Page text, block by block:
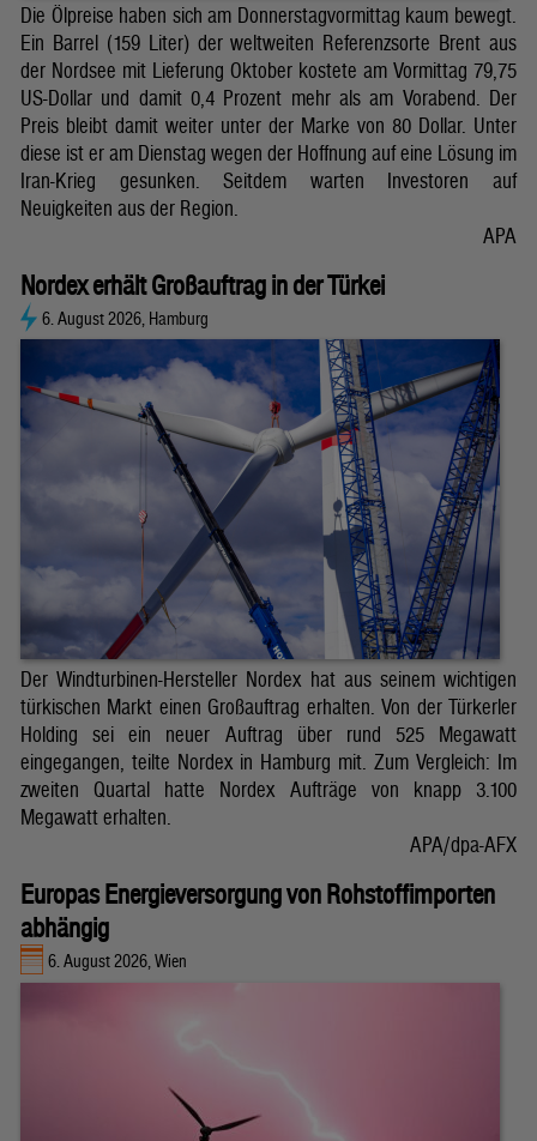
Die Ölpreise haben sich am Donnerstagvormittag kaum bewegt.
Ein Barrel (159 Liter) der weltweiten Referenzsorte Brent aus
der Nordsee mit Lieferung Oktober kostete am Vormittag 79,75
US-Dollar und damit 0,4 Prozent mehr als am Vorabend. Der
Preis bleibt damit weiter unter der Marke von 80 Dollar. Unter
diese ist er am Dienstag wegen der Hoffnung auf eine Lösung im
Iran-Krieg gesunken. Seitdem warten Investoren auf
Neuigkeiten aus der Region.
APA
Nordex erhält Großauftrag in der Türkei
6. August 2026, Hamburg
Der Windturbinen-Hersteller Nordex hat aus seinem wichtigen
türkischen Markt einen Großauftrag erhalten. Von der Türkerler
Holding sei ein neuer Auftrag über rund 525 Megawatt
eingegangen, teilte Nordex in Hamburg mit. Zum Vergleich: Im
zweiten Quartal hatte Nordex Aufträge von knapp 3.100
Megawatt erhalten.
APA/dpa-AFX
Europas Energieversorgung von Rohstoffimporten
abhängig
6. August 2026, Wien